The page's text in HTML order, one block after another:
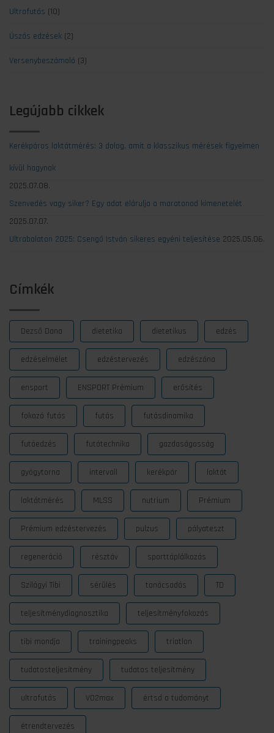
Ultrafutás (10)
Úszás edzések (2)
Versenybeszámoló (3)
Legújabb cikkek
Kerékpáros laktátmérés: 3 dolog, amit a klasszikus mérések figyelmen
kívül hagynak
2025.07.08.
Szenvedés vagy siker? Egy adat elárulja a maratonod kimenetelét
2025.07.07.
Ultrabalaton 2025: Csengő István sikeres egyéni teljesítése 2025.05.06.
Címkék
Dezső Dana dietetika dietetikus edzés
edzéselmélet edzéstervezés edzészóna
ensport ENSPORT Prémium erősítés
fokozó futás futás futásdinamika
futóedzés futótechnika gazdaságosság
gyógytorna intervall kerékpár laktát
laktátmérés MLSS nutrium Prémium
Prémium edzéstervezés pulzus pályateszt
regeneráció résztáv sporttáplálkozás
Szilágyi Tibi sérülés tanácsadás TD
teljesítménydiagnosztika teljesítményfokozás
tibi mondja trainingpeaks triatlon
tudatosteljesítmény tudatos teljesítmény
ultrafutás VO2max értsd a tudományt
étrendtervezés